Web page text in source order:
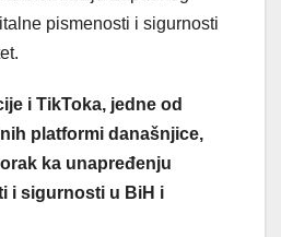
pismenosti i sigurnosti
i TikToka, jedne od
platformi današnjice,
ka unapređenju
i sigurnosti u BiH i